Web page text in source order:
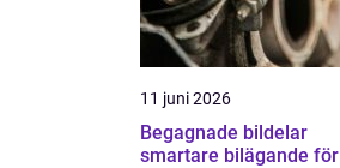
11 juni 2026
Begagnade bildelar
smartare bilägande för